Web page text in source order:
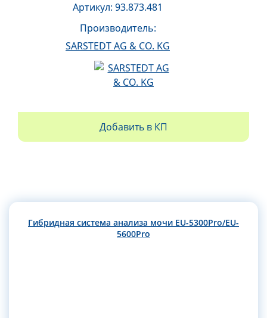
Артикул: 93.873.481
Производитель:
SARSTEDT AG & CO. KG
Добавить в КП
Гибридная система анализа мочи EU-5300Pro/EU-
5600Pro